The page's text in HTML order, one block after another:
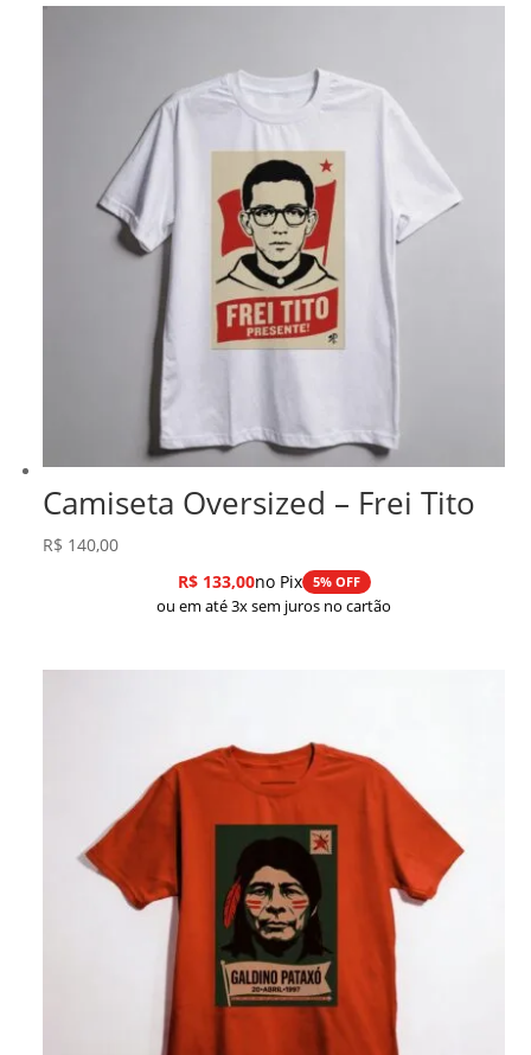
Camiseta Oversized – Frei Tito
R$ 140,00
R$133,00no Pix 5% OFF
ou em até 3x sem juros no cartão